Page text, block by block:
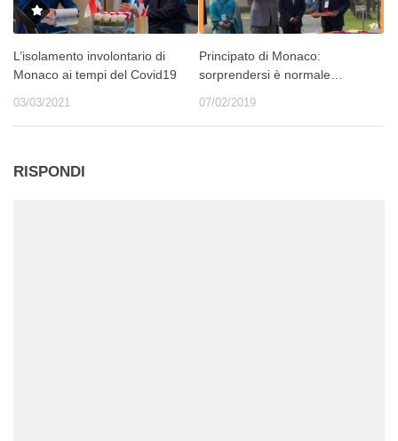
L’isolamento involontario di
Monaco ai tempi del Covid19
03/03/2021
Principato di Monaco:
sorprendersi è normale…
07/02/2019
RISPONDI